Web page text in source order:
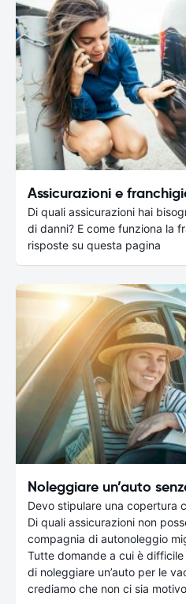
Assicurazioni e
Di quali assicurazioni hai
di danni? E come funziona la
risposte su questa pagina
Noleggiare un’auto
Devo stipulare una copertura
Di quali assicurazioni non
compagnia di autonoleggio
Tutte domande a cui è
di noleggiare un’auto per le
crediamo che non ci sia